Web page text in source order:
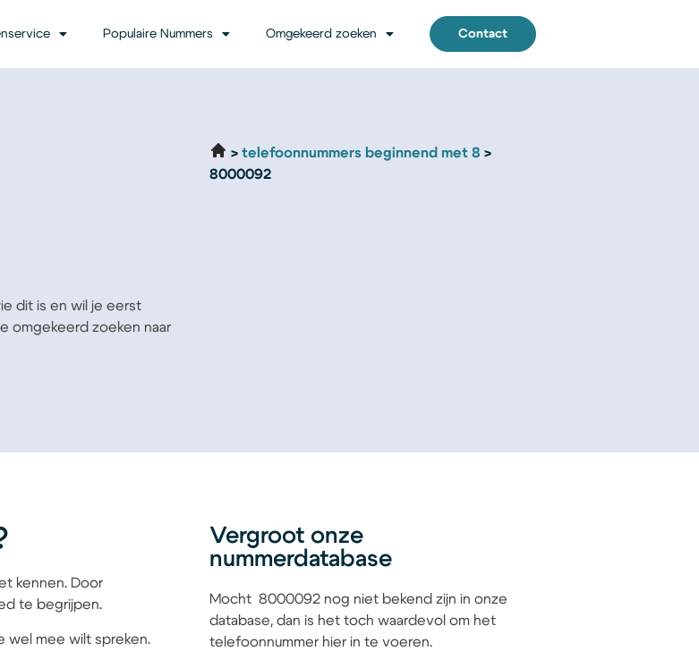
Populaire Nummers Omgekeerd zoeken Contact
dit is en wil je eerst
omgekeerd zoeken naar
telefoonnummers beginnend met 8
8000092
kennen. Door
te begrijpen.
wel mee wilt spreken.
Vergroot onze
nummerdatabase
Mocht 8000092 nog niet bekend zijn in onze
database, dan is het toch waardevol om het
telefoonnummer hier in te voeren.